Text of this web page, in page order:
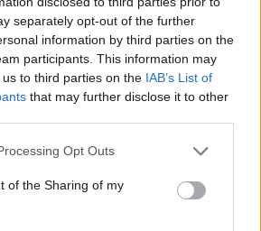
separately opt-out of the further
information by third parties on the
participants. This information may
to third parties on the IAB’s List of
that may further disclose it to other
website/app uses one or more Google
or usage behaviour. You may click to
to Google and its third-party tags to
specified purposes in below Google
Opt Outs
of the Sharing of my
laste det ned direkte fra verktøyet
dokumentet som finnes på
bare gjort lettere tilgjengelig for deg
med nøkkeltallene og kommentarene.
Som en hovedregel kan
eller allmennaksjeselskap (ASA)